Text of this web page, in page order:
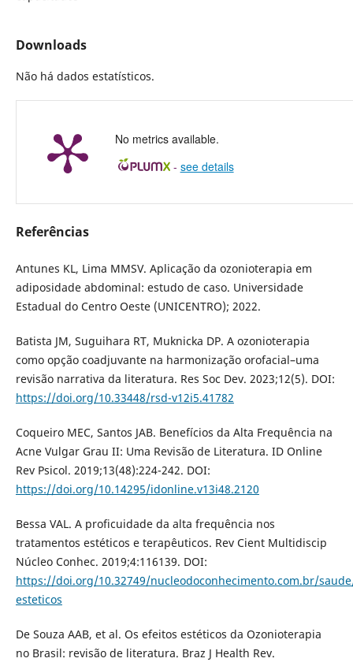
Downloads
Não há dados estatísticos.
No metrics available.
- see details
Referências
Antunes KL, Lima MMSV. Aplicação da ozonioterapia em
adiposidade abdominal: estudo de caso. Universidade
Estadual do Centro Oeste (UNICENTRO); 2022.
Batista JM, Suguihara RT, Muknicka DP. A ozonioterapia
como opção coadjuvante na harmonização orofacial–uma
revisão narrativa da literatura. Res Soc Dev. 2023;12(5). DOI:
https://doi.org/10.33448/rsd-v12i5.41782
Coqueiro MEC, Santos JAB. Benefícios da Alta Frequência na
Acne Vulgar Grau II: Uma Revisão de Literatura. ID Online
Rev Psicol. 2019;13(48):224-242. DOI:
https://doi.org/10.14295/idonline.v13i48.2120
Bessa VAL. A proficuidade da alta frequência nos
tratamentos estéticos e terapêuticos. Rev Cient Multidiscip
Núcleo Conhec. 2019;4:116139. DOI:
https://doi.org/10.32749/nucleodoconhecimento.com.br/
esteticos
De Souza AAB, et al. Os efeitos estéticos da Ozonioterapia
no Brasil: revisão de literatura. Braz J Health Rev.